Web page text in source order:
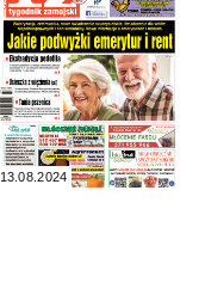
13.08.2024